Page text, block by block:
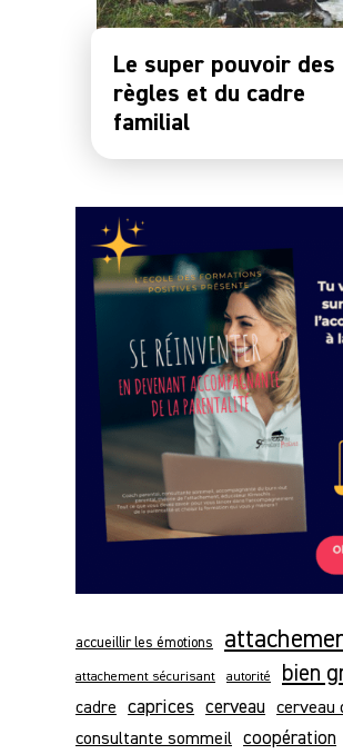
Le super pouvoir des
règles et du cadre
familial
accueillir les émotions
attachement sécurisant autorité bien
cadre caprices cerveau cerveau
consultante sommeil coopération